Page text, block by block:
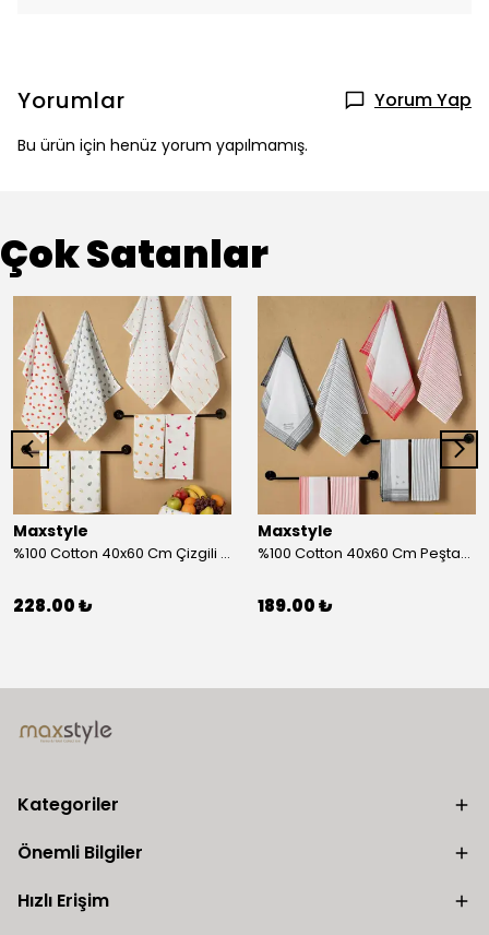
Yorumlar Yorum Yap
Bu ürün için henüz yorum yapılmamış.
Çok Satanlar
Maxstyle
%100 Cotton 40x60 Cm Çizgili Peştemal Kurulama Bezi 2 Li Set
228.00 ₺
Maxstyle
%100 Cotton 40x60 Cm Peştamal Kurulama Bezi 4 Lü Set
189.00 ₺
Kategoriler
Önemli Bilgiler
Hızlı Erişim